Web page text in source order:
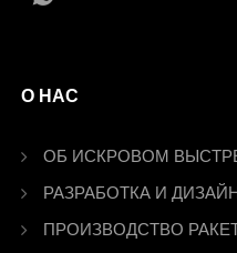
О НАС
ОБ ИСКРОВОМ
РАЗРАБОТКА И
ПРОИЗВОДСТВО